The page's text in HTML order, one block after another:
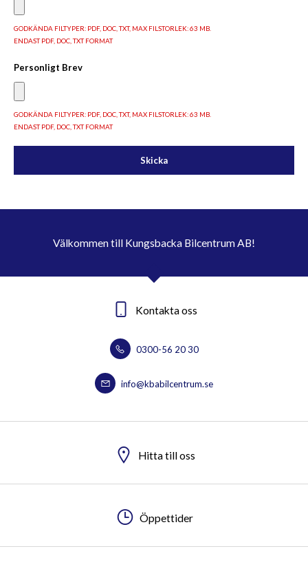
GODKÄNDA FILTYPER: PDF, DOC, TXT, MAX FILSTORLEK: 63 MB.
ENDAST PDF, DOC, TXT FORMAT
Personligt Brev
GODKÄNDA FILTYPER: PDF, DOC, TXT, MAX FILSTORLEK: 63 MB.
ENDAST PDF, DOC, TXT FORMAT
Skicka
Välkommen till Kungsbacka Bilcentrum AB!
Kontakta oss
0300-56 20 30
info@kbabilcentrum.se
Hitta till oss
Öppettider